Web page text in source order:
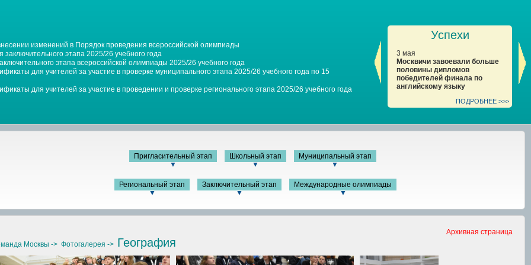
изменений в Порядок проведения всероссийской олимпиады
этапа 2025/26 учебного года
этапа всероссийской олимпиады 2025/26 учебного года
для учителей за участие в проверке муниципального этапа 2025/26 учебного года по 15
для учителей за участие в проведении и проверке регионального этапа 2025/26 учебного года
Успехи
половины дипломов
английскому языку
27 апреля
Москвичи – абсолютные
победители финала по
литературе во всех
параллелях
ПОДРОБНЕЕ >>>
27
Пригласительный этап
▼
Школьный этап
▼
Муниципальный этап
▼
Региональный этап
▼
Заключительный этап
▼
Международные олимпиады
▼
Архивная страница
Москвы -> Фотогалерея -> География